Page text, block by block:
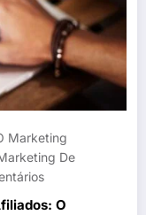
Marketing
De
O